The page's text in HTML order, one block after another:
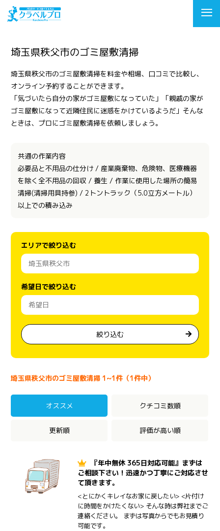
埼玉県秩父市のゴミ屋敷清掃
埼玉県秩父市のゴミ屋敷清掃を料金や相場、口コミで比較し、
オンライン予約することができます。
「気づいたら自分の家がゴミ屋敷になっていた」「親戚の家が
ゴミ屋敷になって近隣住民に迷惑をかけているようだ」そんな
ときは、プロにゴミ屋敷清掃を依頼しましょう。
共通の作業内容
必要品と不用品の仕分け / 産業廃棄物、危険物、医療機器
を除く全不用品の回収 / 養生 / 作業に使用した場所の簡易
清掃(清掃用具持参) / 2トントラック（5.0立方メートル）
以上での積み込み
エリアで絞り込む
希望日で絞り込む
絞り込む
埼玉県秩父市のゴミ屋敷清掃 1~1件（1件中）
オススメ クチコミ数順
更新順 評価が高い順
『年中無休 365日対応可能』まずは
ご相談下さい！迅速かつ丁寧にご対応させ
て頂きます。
<とにかくキレイなお家に戻したい> <片付け
に時間をかけたくない> そんな時は弊社までご
連絡ください。 まずは写真からでもお見積り
可能です。